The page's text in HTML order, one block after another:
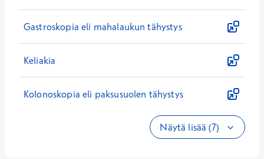
Gastroskopia eli mahalaukun tähystys
Keliakia
Kolonoskopia eli paksusuolen tähystys
Näytä lisää (7)